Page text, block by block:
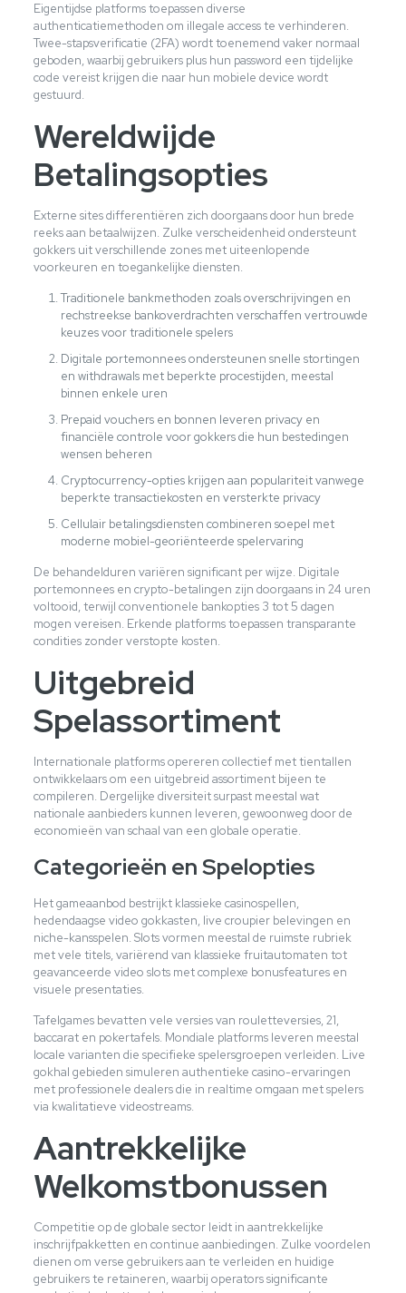
Eigentijdse platforms toepassen diverse
authenticatiemethoden om illegale access te verhinderen.
Twee-stapsverificatie (2FA) wordt toenemend vaker normaal
geboden, waarbij gebruikers plus hun password een tijdelijke
code vereist krijgen die naar hun mobiele device wordt
gestuurd.
Wereldwijde
Betalingsopties
Externe sites differentiëren zich doorgaans door hun brede
reeks aan betaalwijzen. Zulke verscheidenheid ondersteunt
gokkers uit verschillende zones met uiteenlopende
voorkeuren en toegankelijke diensten.
Traditionele bankmethoden zoals overschrijvingen en
rechstreekse bankoverdrachten verschaffen vertrouwde
keuzes voor traditionele spelers
Digitale portemonnees ondersteunen snelle stortingen
en withdrawals met beperkte procestijden, meestal
binnen enkele uren
Prepaid vouchers en bonnen leveren privacy en
financiële controle voor gokkers die hun bestedingen
wensen beheren
Cryptocurrency-opties krijgen aan populariteit vanwege
beperkte transactiekosten en versterkte privacy
Cellulair betalingsdiensten combineren soepel met
moderne mobiel-georiënteerde spelervaring
De behandelduren variëren significant per wijze. Digitale
portemonnees en crypto-betalingen zijn doorgaans in 24 uren
voltooid, terwijl conventionele bankopties 3 tot 5 dagen
mogen vereisen. Erkende platforms toepassen transparante
condities zonder verstopte kosten.
Uitgebreid
Spelassortiment
Internationale platforms opereren collectief met tientallen
ontwikkelaars om een uitgebreid assortiment bijeen te
compileren. Dergelijke diversiteit surpast meestal wat
nationale aanbieders kunnen leveren, gewoonweg door de
economieën van schaal van een globale operatie.
Categorieën en Spelopties
Het gameaanbod bestrijkt klassieke casinospellen,
hedendaagse video gokkasten, live croupier belevingen en
niche-kansspelen. Slots vormen meestal de ruimste rubriek
met vele titels, variërend van klassieke fruitautomaten tot
geavanceerde video slots met complexe bonusfeatures en
visuele presentaties.
Tafelgames bevatten vele versies van rouletteversies, 21,
baccarat en pokertafels. Mondiale platforms leveren meestal
locale varianten die specifieke spelersgroepen verleiden. Live
gokhal gebieden simuleren authentieke casino-ervaringen
met professionele dealers die in realtime omgaan met spelers
via kwalitatieve videostreams.
Aantrekkelijke
Welkomstbonussen
Competitie op de globale sector leidt in aantrekkelijke
inschrijfpakketten en continue aanbiedingen. Zulke voordelen
dienen om verse gebruikers aan te verleiden en huidige
gebruikers te retaineren, waarbij operators significante